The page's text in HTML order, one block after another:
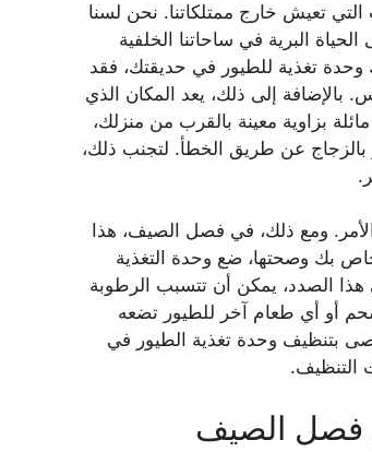
التي تعيش خارج ممتلكاتنا. نحن لسنا
البرية في ساحاتنا الخلفية
تغذية للطيور في حديقتك، فقد
إلى ذلك، يعد المكان الذي
بزاوية معينة بالقرب من منزلك،
عن طريق الخطأ. لتجنب ذلك،
ومع ذلك، في فصل الصيف، هذا
بك وصحتها، ضع وحدة التغذية
الصدد، يمكن أن تتسبب الرطوبة
أو أي طعام آخر للطيور تضعه
بتنظيف وحدة تغذية الطيور في
التنظيف.
فصل الصيف